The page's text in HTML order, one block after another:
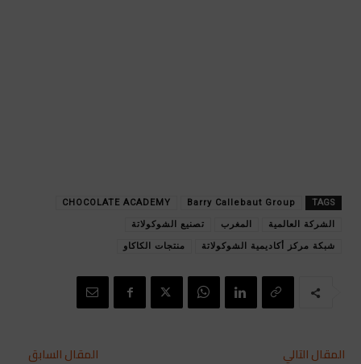
TAGS
Barry Callebaut Group
CHOCOLATE ACADEMY
الشركة العالمية المغرب تصنيع الشوكولاتة
شبكة مركز أكاديمية الشوكولاتة منتجات الكاكاو
المقال السابق المقال التالي